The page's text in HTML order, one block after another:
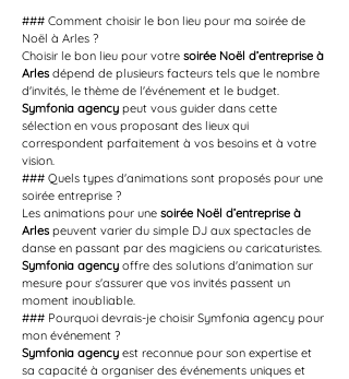
### Comment choisir le bon lieu pour ma soirée de
Noël à Arles ?
Choisir le bon lieu pour votre soirée Noël d’entreprise à
Arles dépend de plusieurs facteurs tels que le nombre
d'invités, le thème de l'événement et le budget.
Symfonia agency peut vous guider dans cette
sélection en vous proposant des lieux qui
correspondent parfaitement à vos besoins et à votre
vision.
### Quels types d'animations sont proposés pour une
soirée entreprise ?
Les animations pour une soirée Noël d’entreprise à
Arles peuvent varier du simple DJ aux spectacles de
danse en passant par des magiciens ou caricaturistes.
Symfonia agency offre des solutions d'animation sur
mesure pour s'assurer que vos invités passent un
moment inoubliable.
### Pourquoi devrais-je choisir Symfonia agency pour
mon événement ?
Symfonia agency est reconnue pour son expertise et
sa capacité à organiser des événements uniques et